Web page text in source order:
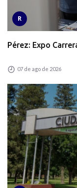
R
Pérez: Expo
07 de ago de 2026